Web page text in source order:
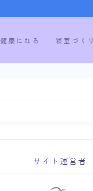
健康になる 寝室づくり
サイト運営者